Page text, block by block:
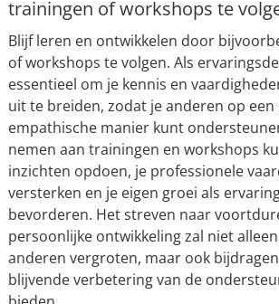
trainingen of workshops te
Blijf leren en ontwikkelen door
of workshops te volgen. Als
essentieel om je kennis en
uit te breiden, zodat je anderen op een
empathische manier kunt
nemen aan trainingen en workshops
inzichten opdoen, je professionele
versterken en je eigen groei als
bevorderen. Het streven naar
persoonlijke ontwikkeling zal niet
anderen vergroten, maar ook
blijvende verbetering van de